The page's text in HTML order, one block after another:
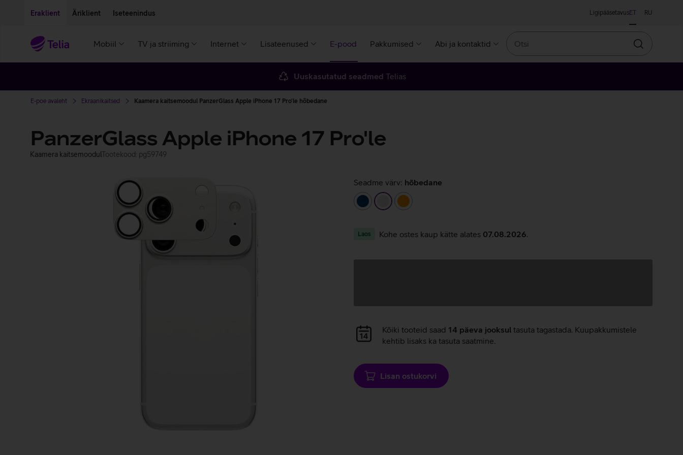
Eraklient Äriklient Iseteenindus LigipääsetavusET RU
Mobiil TV ja striiming Internet Lisateenused E-pood Pakkumised Abi ja kontaktid
Otsin
Uuskasutatud seadmed Telias
E-poe avaleht Ekraanikaitsed Kaamera kaitsemoodul PanzerGlass Apple iPhone 17 Pro'le hõbedane
PanzerGlass Apple iPhone 17 Pro'le
Kaamera kaitsemoodul Tootekood: pg59749
Seadme värv: hõbedane
tumesininehõbedane
oranž
Laos Kohe ostes kaup kätte alates 07.08.2026
Andmete
laadimine
Kõiki tooteid saad 14 päeva jooksul tasuta tagastada. Kuupakkumistele
kehtib lisaks ka tasuta saatmine.
Lisan ostukorvi